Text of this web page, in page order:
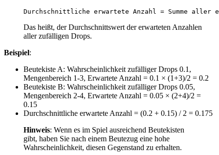
Das heißt, der Durchschnittswert der erwarteten Anzahlen
aller zufälligen Drops.
Beispiel:
Beutekiste A: Wahrscheinlichkeit zufälliger Drops 0.1,
Mengenbereich 1-3, Erwartete Anzahl = 0.1 × (1+3)/2 = 0.2
Beutekiste B: Wahrscheinlichkeit zufälliger Drops 0.05,
Mengenbereich 2-4, Erwartete Anzahl = 0.05 × (2+4)/2 =
0.15
Durchschnittliche erwartete Anzahl = (0.2 + 0.15) / 2 = 0.175
Hinweis: Wenn es im Spiel ausreichend Beutekisten
gibt, haben Sie nach einem Beutezug eine hohe
Wahrscheinlichkeit, diesen Gegenstand zu erhalten.